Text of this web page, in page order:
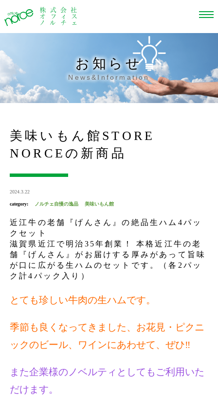
お知らせ
News&Information
美味いもん館STORE
NORCEの新商品
2024.3.22
category: ノルチェ自慢の逸品 美味いもん館
近江牛の老舗『げんさん』の絶品生ハム4パッ
クセット
滋賀県近江で明治35年創業！ 本格近江牛の老
舗『げんさん』がお届けする厚みがあって旨味
が口に広がる生ハムのセットです。（各2パッ
ク計4パック入り）
とても珍しい牛肉の生ハムです。
季節も良くなってきました、お花見・ピクニ
ックのビール、ワインにあわせて、ぜひ‼
また企業様のノベルティとしてもご利用いた
だけます。